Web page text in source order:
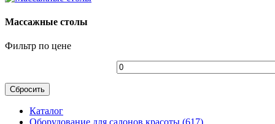
Массажные столы
Фильтр по цене
Сбросить
Каталог